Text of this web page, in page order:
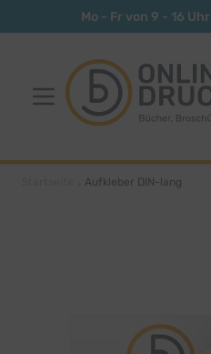
Zum Inhalt springenMo - Fr von 9 - 16 Uhr
Aufkleber DIN-lang